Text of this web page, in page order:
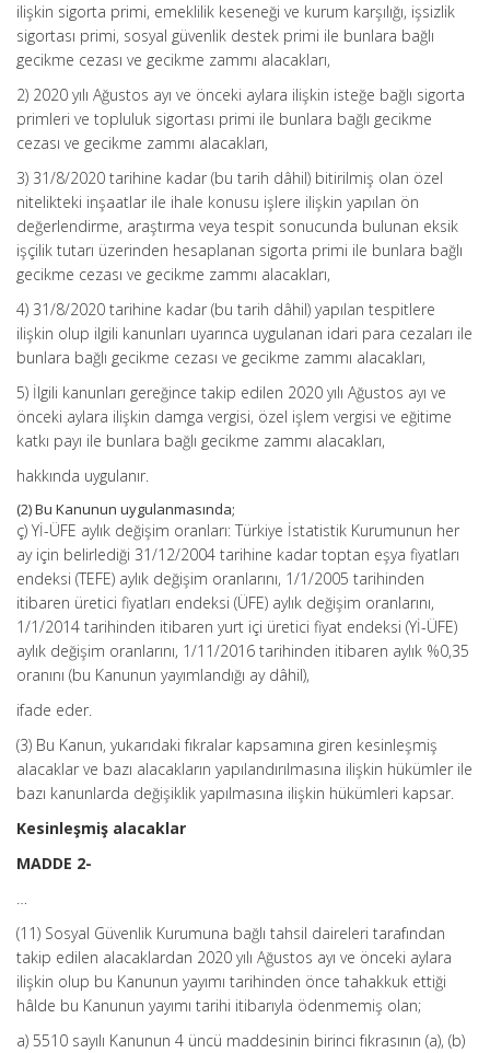
ilişkin sigorta primi, emeklilik keseneği ve kurum karşılığı, işsizlik
sigortası primi, sosyal güvenlik destek primi ile bunlara bağlı
gecikme cezası ve gecikme zammı alacakları,
2) 2020 yılı Ağustos ayı ve önceki aylara ilişkin isteğe bağlı sigorta
primleri ve topluluk sigortası primi ile bunlara bağlı gecikme
cezası ve gecikme zammı alacakları,
3) 31/8/2020 tarihine kadar (bu tarih dâhil) bitirilmiş olan özel
nitelikteki inşaatlar ile ihale konusu işlere ilişkin yapılan ön
değerlendirme, araştırma veya tespit sonucunda bulunan eksik
işçilik tutarı üzerinden hesaplanan sigorta primi ile bunlara bağlı
gecikme cezası ve gecikme zammı alacakları,
4) 31/8/2020 tarihine kadar (bu tarih dâhil) yapılan tespitlere
ilişkin olup ilgili kanunları uyarınca uygulanan idari para cezaları ile
bunlara bağlı gecikme cezası ve gecikme zammı alacakları,
5) İlgili kanunları gereğince takip edilen 2020 yılı Ağustos ayı ve
önceki aylara ilişkin damga vergisi, özel işlem vergisi ve eğitime
katkı payı ile bunlara bağlı gecikme zammı alacakları,
hakkında uygulanır.
(2) Bu Kanunun uygulanmasında;
ç) Yİ-ÜFE aylık değişim oranları: Türkiye İstatistik Kurumunun her
ay için belirlediği 31/12/2004 tarihine kadar toptan eşya fiyatları
endeksi (TEFE) aylık değişim oranlarını, 1/1/2005 tarihinden
itibaren üretici fiyatları endeksi (ÜFE) aylık değişim oranlarını,
1/1/2014 tarihinden itibaren yurt içi üretici fiyat endeksi (Yİ-ÜFE)
aylık değişim oranlarını, 1/11/2016 tarihinden itibaren aylık %0,35
oranını (bu Kanunun yayımlandığı ay dâhil),
ifade eder.
(3) Bu Kanun, yukarıdaki fıkralar kapsamına giren kesinleşmiş
alacaklar ve bazı alacakların yapılandırılmasına ilişkin hükümler ile
bazı kanunlarda değişiklik yapılmasına ilişkin hükümleri kapsar.
Kesinleşmiş alacaklar
MADDE 2-
…
(11) Sosyal Güvenlik Kurumuna bağlı tahsil daireleri tarafından
takip edilen alacaklardan 2020 yılı Ağustos ayı ve önceki aylara
ilişkin olup bu Kanunun yayımı tarihinden önce tahakkuk ettiği
hâlde bu Kanunun yayımı tarihi itibarıyla ödenmemiş olan;
a) 5510 sayılı Kanunun 4 üncü maddesinin birinci fıkrasının (a), (b)